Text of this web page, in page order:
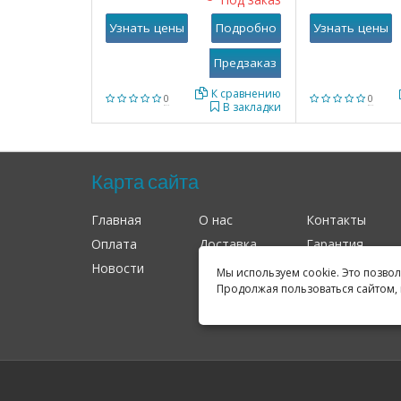
Мы используем cookie. Это
Продолжая пользоваться
0
В закладки
К сравнению
Узнать цены Подробно
0
Узнать цены
Карта сайта
Главная О нас
Контакты
Оплата
Доставка
Гарантия
Новости
Оферта Соглашение